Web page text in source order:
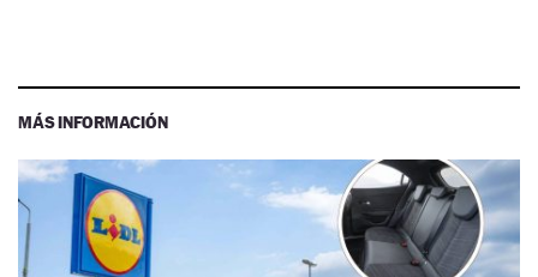
MÁS INFORMACIÓN